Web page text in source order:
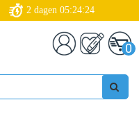
2 dagen 05:24:24
0